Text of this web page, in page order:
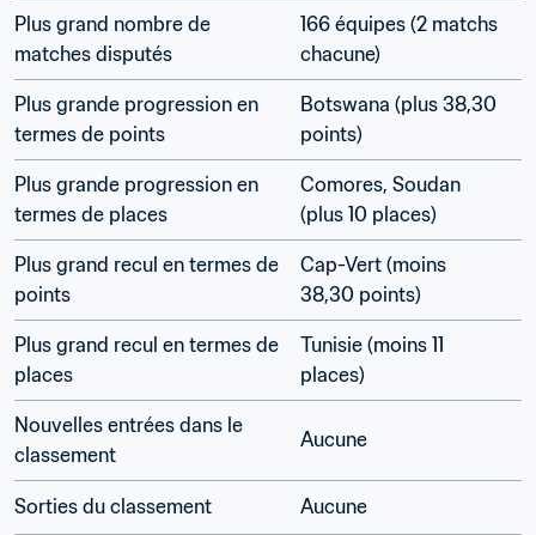
Plus grand nombre de
matches disputés
166 équipes (2 matchs
chacune)
Plus grande progression en
termes de points
Botswana (plus 38,30
points)
Plus grande progression en
termes de places
Comores, Soudan
(plus 10 places)
Plus grand recul en termes de
points
Cap-Vert (moins
38,30 points)
Plus grand recul en termes de
places
Tunisie (moins 11
places)
Nouvelles entrées dans le
classement
Aucune
Sorties du classement Aucune